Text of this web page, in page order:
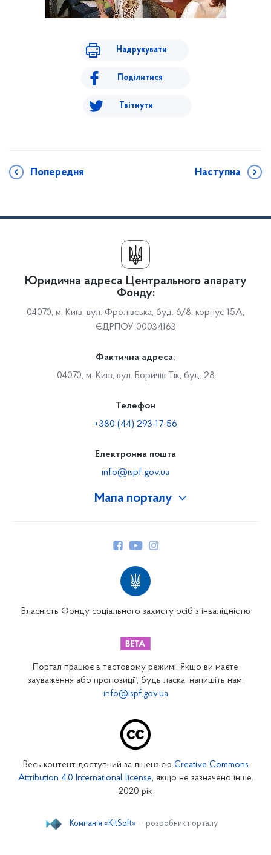
Надрукувати
Поділитися
Твітнути
Попередня Наступна
Мапа порталу
Закарпатське відділення
Запорізьке відділення
Кіровоградське відділення
Миколаївське відділення
Юридична адреса Центрального апарату
Фонду:
04070, м. Київ, вул. Фролівська, буд. 6/8, корпус 15А,
ЄДРПОУ 00034163
Фактична адреса:
04070, м. Київ, вул. Боричів Тік, буд. 28
Телефон
+380 (44) 293-17-56
Електронна пошта
info@ispf.gov.ua
Власність Фонду соціального захисту осіб з інвалідністю
Портал працює в тестовому режимі. Якщо ви маєте
зауваження або пропозиції, будь ласка, напишіть нам:
info@ispf.gov.ua
Весь контент доступний за ліцензією Creative Commons
Attribution 4.0 International license, якщо не зазначено інше.
2020 рік
Компанія «KitSoft» — розробник порталу